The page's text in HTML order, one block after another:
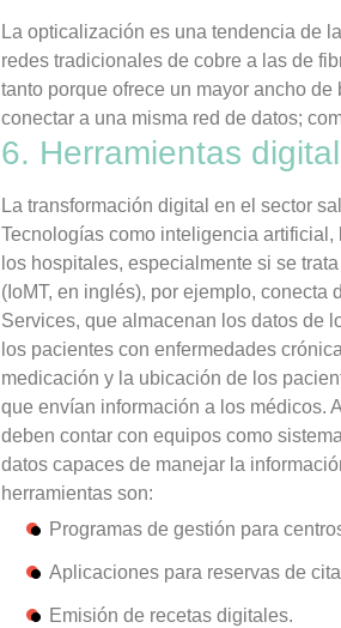
La opticalización es una tendencia de
redes tradicionales de cobre a las de
tanto porque ofrece un mayor ancho
conectar a una misma red de datos;
6. Herramientas
La transformación digital en el sector
Tecnologías como inteligencia
los hospitales, especialmente si se
(IoMT, en inglés), por ejemplo,
Services, que almacenan los datos de
los pacientes con enfermedades
medicación y la ubicación de los
que envían información a los médicos.
deben contar con equipos como
datos capaces de manejar la
herramientas son:
Programas de gestión para
Aplicaciones para reservas de
Emisión de recetas digitales.